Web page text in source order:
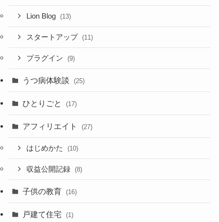
Lion Blog (13)
スタートアップ (11)
プラグイン (9)
うつ病体験談 (25)
ひとりごと (17)
アフィリエイト (27)
はじめかた (10)
収益公開記録 (8)
子供の教育 (16)
戸建て住宅 (1)